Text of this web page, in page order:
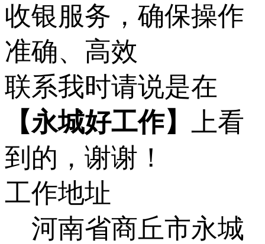
收银服务，确保操作
准确、高效
联系我时请说是在
【永城好工作】
上看
到的，谢谢！
工作地址
河南省商丘市永城